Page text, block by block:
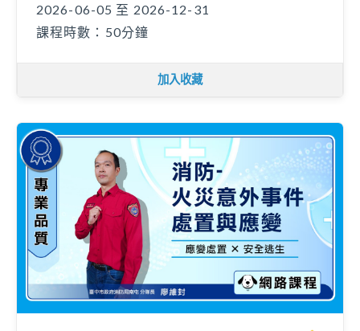
2026-06-05 至 2026-12-31
課程時數：50分鐘
加入收藏